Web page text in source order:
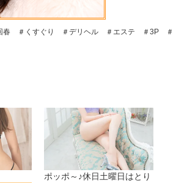
春 ＃くすぐり ＃デリヘル ＃エステ ＃3P ＃
ポッポ～♪休日土曜日はとり